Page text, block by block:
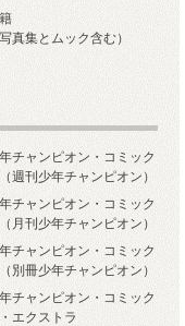
写真集とムック含む）
チャンピオン・コミック
週刊少年チャンピオン）
チャンピオン・コミック
月刊少年チャンピオン）
チャンピオン・コミック
別冊少年チャンピオン）
チャンピオン・コミック
エクストラ